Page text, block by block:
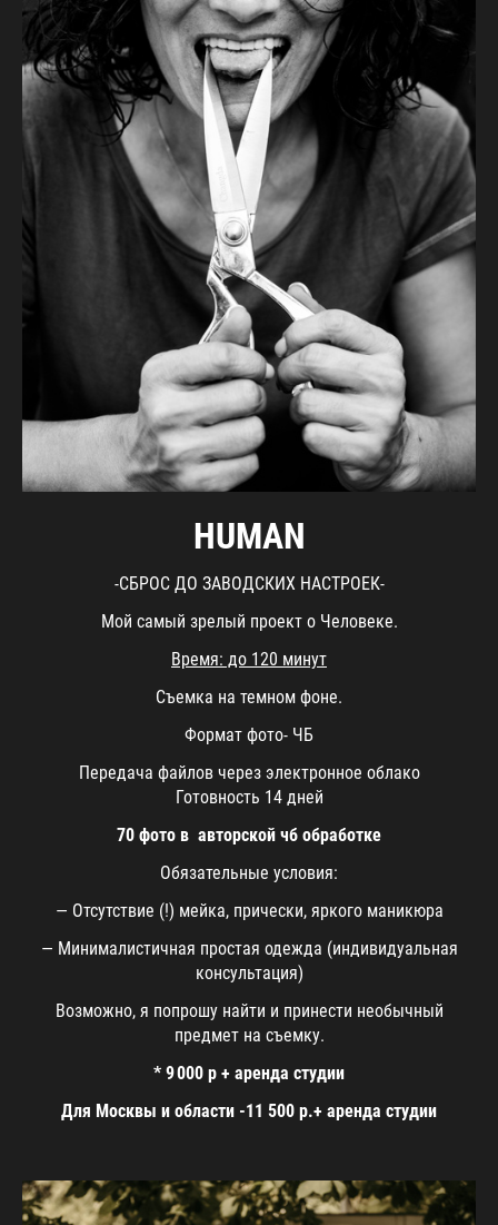
HUMAN
-СБРОС ДО ЗАВОДСКИХ НАСТРОЕК-
Мой самый зрелый проект о Человеке.
Время: до 120 минут
Съемка на темном фоне.
Формат фото- ЧБ
Передача файлов через электронное облако
Готовность 14 дней
70 фото в авторской чб обработке
Обязательные условия:
— Отсутствие (!) мейка, прически, яркого маникюра
— Минималистичная простая одежда (индивидуальная
консультация)
Возможно, я попрошу найти и принести необычный
предмет на съемку.
* 9 000 р + аренда студии
Для Москвы и области -11 500 р.+ аренда студии